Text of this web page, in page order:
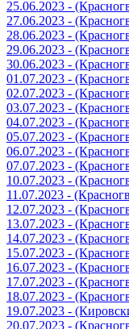
25.06.2023 -
27.06.2023 -
28.06.2023 -
29.06.2023 -
30.06.2023 -
01.07.2023 -
02.07.2023 -
03.07.2023 -
04.07.2023 -
05.07.2023 -
06.07.2023 -
07.07.2023 -
10.07.2023 -
11.07.2023 -
12.07.2023 -
13.07.2023 -
14.07.2023 -
15.07.2023 -
16.07.2023 -
17.07.2023 -
18.07.2023 -
19.07.2023 -
20.07.2023 -